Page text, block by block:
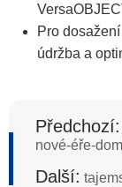
Pro
údržba a
Předchozí:
nové-éře-
Další: